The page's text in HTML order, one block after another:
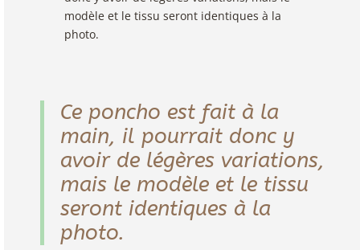
modèle et le tissu seront identiques à la
photo.
Ce poncho est fait à la
main, il pourrait donc y
avoir de légères variations,
mais le modèle et le tissu
seront identiques à la
photo.